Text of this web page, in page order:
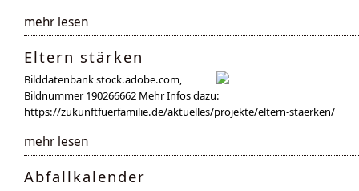
mehr lesen
Eltern stärken
Bilddatenbank stock.adobe.com,
Bildnummer 190266662 Mehr Infos dazu:
https://zukunftfuerfamilie.de/aktuelles/projekte/eltern-staerken/
mehr lesen
Abfallkalender